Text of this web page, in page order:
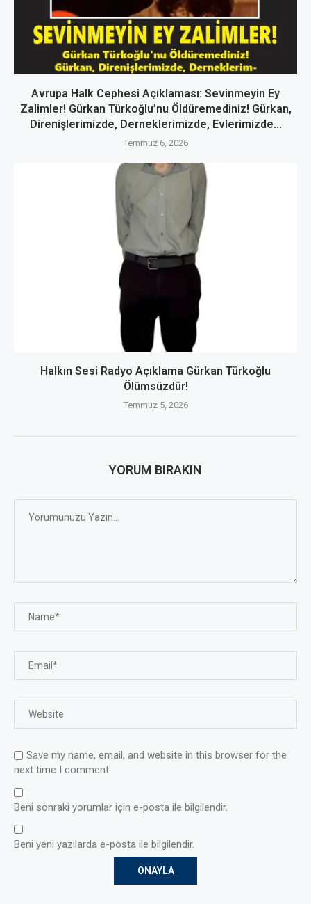
Avrupa Halk Cephesi Açıklaması: Sevinmeyin Ey
Zalimler! Gürkan Türkoğlu’nu Öldüremediniz! Gürkan,
Direnişlerimizde, Derneklerimizde, Evlerimizde...
Temmuz 6, 2026
Halkın Sesi Radyo Açıklama Gürkan Türkoğlu
Ölümsüzdür!
Temmuz 5, 2026
YORUM BIRAKIN
Save my name, email, and website in this browser for the
next time I comment.
Beni sonraki yorumlar için e-posta ile bilgilendir.
Beni yeni yazılarda e-posta ile bilgilendir.